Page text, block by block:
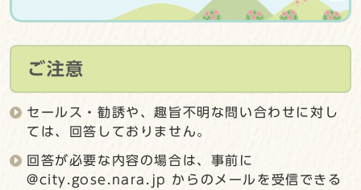
ご注意
セールス・勧誘や、趣旨不明な問い合わせに対し
ては、回答しておりません。
回答が必要な内容の場合は、事前に
@city.gose.nara.jp からのメールを受信できる